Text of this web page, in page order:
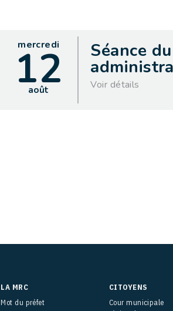
mercredi
12
août
Séance
Voir détails
LA MRC
Mot du préfet
CITOYENS
Cour municipale